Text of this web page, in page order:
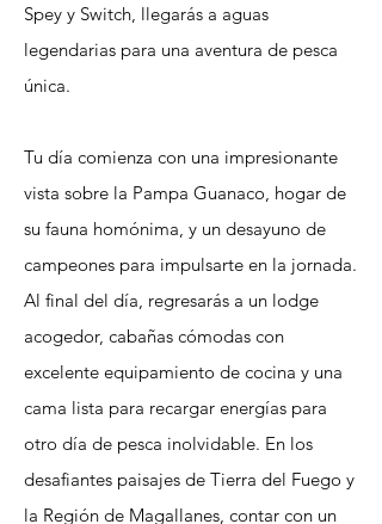
Spey y Switch, llegarás a aguas
legendarias para una aventura de pesca
única.
Tu día comienza con una impresionante
vista sobre la Pampa Guanaco, hogar de
su fauna homónima, y un desayuno de
campeones para impulsarte en la jornada.
Al final del día, regresarás a un lodge
acogedor, cabañas cómodas con
excelente equipamiento de cocina y una
cama lista para recargar energías para
otro día de pesca inolvidable. En los
desafiantes paisajes de Tierra del Fuego y
la Región de Magallanes, contar con un